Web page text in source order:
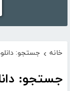
خانه › جستجو:
جستجو: